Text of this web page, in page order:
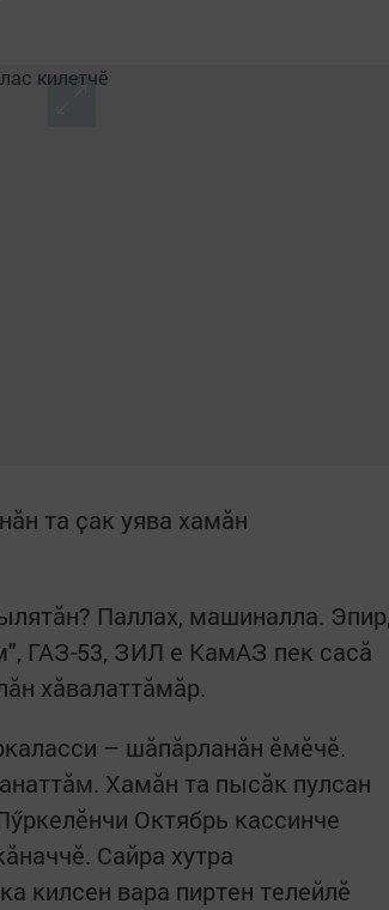
та ҫак уява хамӑн
Паллах, машиналла.
ГАЗ-53, ЗИЛ е КамАЗ пек сасӑ
хӑвалаттӑмӑр.
– шӑпӑрланӑн ӗмӗчӗ.
Хамӑн та пысӑк пулсан
Октябрь кассинче
Сайра хутра
килсен вара пиртен телейлӗ